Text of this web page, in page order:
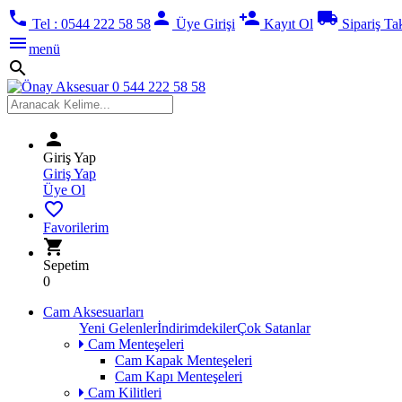
phone Tel : 0544 222 58 58 person Üye Girişi person_add Kayıt Ol local_shipping Sipariş
menumenü
search
person
Giriş Yap
Giriş Yap
Üye Ol
favorite_border
Favorilerim
shopping_cart
Sepetim
0
Cam Aksesuarları
Yeni GelenlerİndirimdekilerÇok Satanlar
Cam Menteşeleri
Cam Kapak Menteşeleri
Cam Kapı Menteşeleri
Cam Kilitleri